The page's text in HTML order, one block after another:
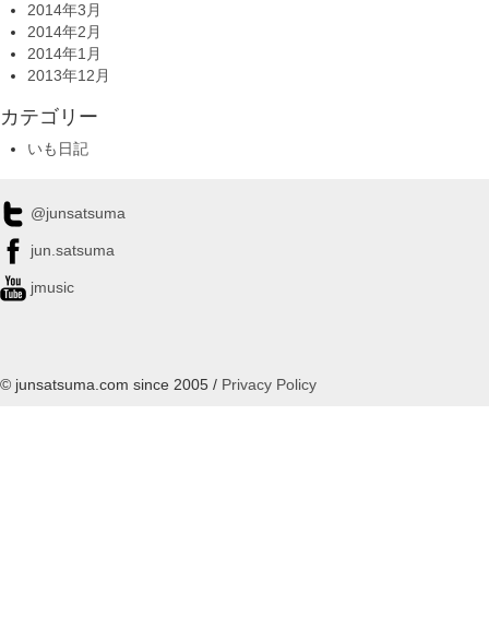
2014年3月
2014年2月
2014年1月
2013年12月
カテゴリー
いも日記
@junsatsuma
jun.satsuma
jmusic
© junsatsuma.com since 2005 / Privacy Policy